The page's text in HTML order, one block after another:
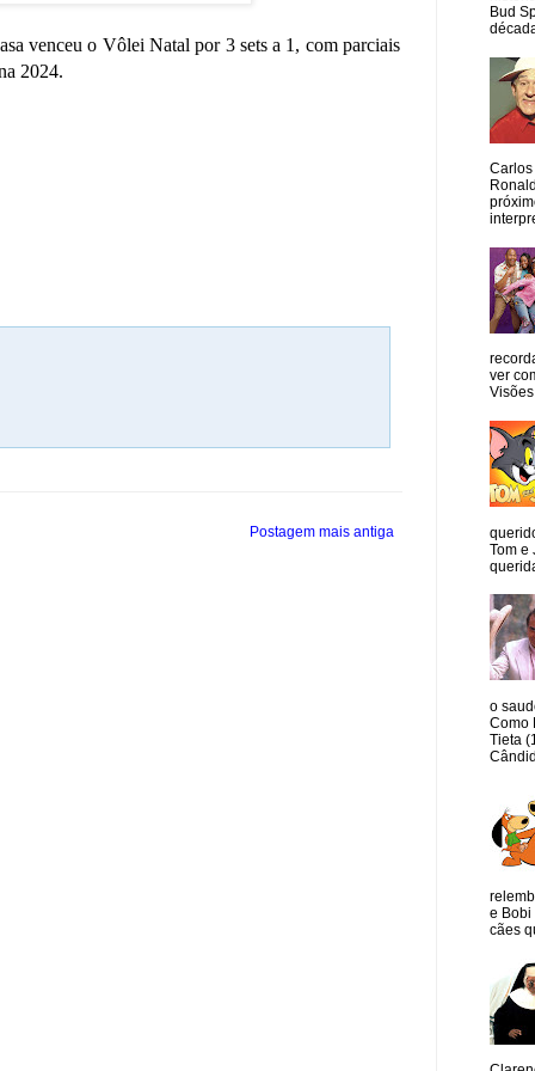
venceu o Vôlei Natal por 3 sets a 1, com parciais
2024.
Postagem mais antiga
Bud
Carlos
ver
Tom e
o
Como
Tieta
e Bobi
cães